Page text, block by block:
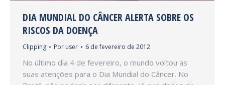
DIA MUNDIAL DO CÂNCER ALERTA SOBRE OS
RISCOS DA DOENÇA
Clipping Por user 6 de fevereiro de 2012
No último dia 4 de fevereiro, o mundo voltou as
suas atenções para o Dia Mundial do Câncer. No